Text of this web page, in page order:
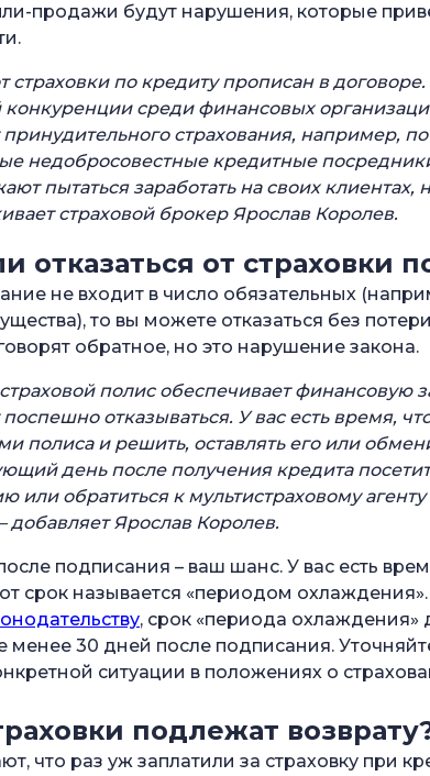
продажи будут нарушения, которые
страховки по кредиту прописан в
конкуренции среди финансовых
страхования, например,
недобросовестные кредитные
пытаться заработать на своих клиентах,
страховой брокер Ярослав Королев.
отказаться от страховки
не входит в число обязательных
то вы можете отказаться без
обратное, но это нарушение закона.
полис обеспечивает финансовую
поспешно отказываться. У вас есть время,
полиса и решить, оставлять его или
день после получения кредита
или обратиться к мультистраховому
добавляет Ярослав Королев.
подписания – ваш шанс. У вас есть
срок называется «периодом охлаждения».
, срок «периода охлаждения»
менее 30 дней после подписания.
ситуации в положениях о
подлежат
что раз уж заплатили за страховку при